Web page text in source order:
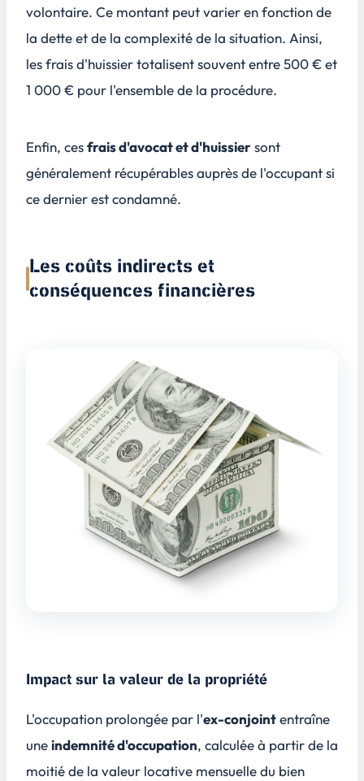
volontaire. Ce montant peut varier en fonction de
la dette et de la complexité de la situation. Ainsi,
les frais d'huissier totalisent souvent entre500 € et
1 000 € pour l'ensemble de la procédure.
Enfin, cesfrais d'avocat et d'huissiersont
généralement récupérables auprès de l'occupant si
ce dernier est condamné.
Les coûts indirects et
conséquences financières
Impact sur la valeur de la propriété
L'occupation prolongée par l'ex-conjointentraîne
uneindemnité d'occupation, calculée à partir de la
moitié de la valeur locative mensuelle du bien